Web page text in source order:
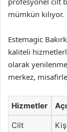
mümkün kılıyor.
Estemagic
kaliteli
olarak
merkez,
Hizmetler
Cilt